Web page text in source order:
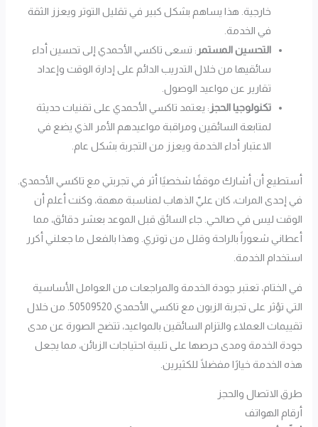
خارجية. هذا يساهم بشكل كبير في تقليل التوتر ويعزز الثقة
في الخدمة.
التحسين المستمر : تسعى تاكسي الأحمدي إلى تحسين أداء
سائقيها من خلال التدريب الدائم على إدارة الوقت وإعداد
تقارير عن مواعيد الوصول.
تكنولوجيا الحجز : يعتمد تاكسي الأحمدي على تقنيات حديثة
لمتابعة السائقين ومراقبة مواعيدهم الأمر الذي يضع في
الاعتبار أداء الخدمة ويعزز من التجربة بشكل عام.
أستطيع أن أشارك موقفًا شخصيًا أثر في تجربتي مع تاكسي الأحمدي.
في إحدى المرات، كان عليّ الذهاب لمناسبة مهمة، وكنت أعلم أن
الوقت ليس في صالحي. جاء السائق قبل الموعد بعشر دقائق، مما
أعطاني شعوراً بالراحة وقلل من توتري. وهذا بالفعل ما جعلني أكرر
استخدام الخدمة.
في الختام، تعتبر جودة الخدمة والمراجعات من العوامل الأساسية
التي تؤثر على تجربة الزبون مع تاكسي الأحمدي 50509520. من خلال
تقييمات العملاء والتزام السائقين بالمواعيد، تتضح الصورة عن مدى
جودة الخدمة ومدى حرصها على تلبية احتياجات الزبائن، مما يجعل
هذه الخدمة خيارًا مفضلًا للكثيرين.
طرق الاتصال والحجز
أرقام الهواتف